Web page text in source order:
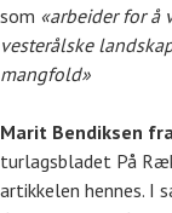
som «arbeider for å
vesterålske
mangfold»
Marit Bendiksen
turlagsbladet På
artikkelen hennes. I